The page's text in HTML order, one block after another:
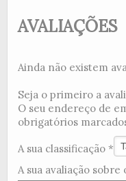
AVALIAÇÕES
Ainda não existem
Seja o primeiro a
O seu endereço de
obrigatórios
A sua classificação *
A sua avaliação